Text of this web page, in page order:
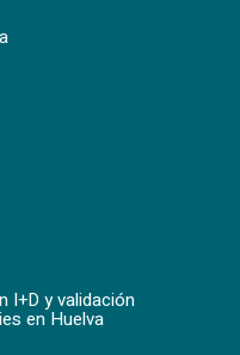
I+D y validación
en Huelva